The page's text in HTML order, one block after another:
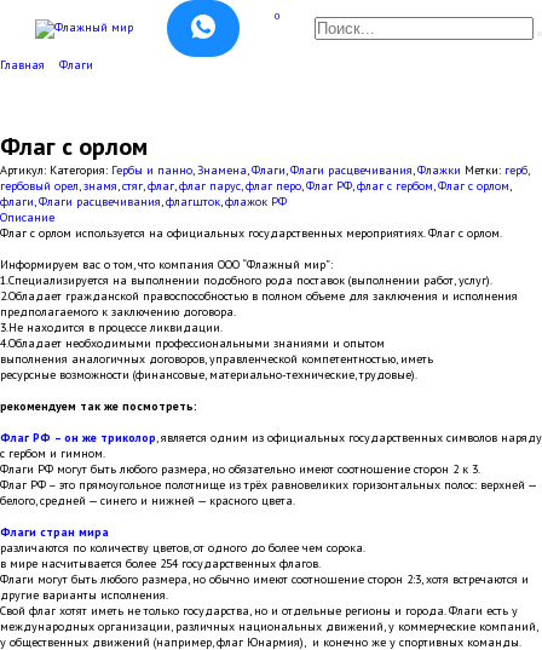
содержанию
0
Search
for:
Главная
Флаги
Флаг с орлом
Артикул: Категория: Гербы и панно,Знамена,Флаги,Флаги расцвечивания,Флажки Метки: герб,
гербовый орел,знамя,стяг,флаг,флаг парус,флаг перо,Флаг РФ,флаг с гербом,Флаг с орлом,
флаги,Флаги расцвечивания,флагшток,флажок РФ
Описание
Флаг с орлом используется на официальных государственных мероприятиях. Флаг с орлом.
Информируем вас о том, что компания ООО “Флажный мир”:
1.Специализируется на выполнении подобного рода поставок (выполнении работ, услуг).
2.Обладает гражданской правоспособностью в полном объеме для заключения и исполнения
предполагаемого к заключению договора.
3.Не находится в процессе ликвидации.
4.Обладает необходимыми профессиональными знаниями и опытом
выполнения аналогичных договоров, управленческой компетентностью, иметь
ресурсные возможности (финансовые, материально-технические, трудовые).
рекомендуем так же посмотреть:
Флаг РФ – он же триколор, является одним из официальных государственных символов наряду
с гербом и гимном.
Флаги РФ могут быть любого размера, но обязательно имеют соотношение сторон 2 к 3.
Флаг РФ – это прямоугольное полотнище из трёх равновеликих горизонтальных полос: верхней —
белого, средней — синего и нижней — красного цвета.
Флаги стран мира
различаются по количеству цветов, от одного до более чем сорока.
в мире насчитывается более 254 государственных флагов.
Флаги могут быть любого размера, но обычно имеют соотношение сторон 2:3, хотя встречаются и
другие варианты исполнения.
Свой флаг хотят иметь не только государства, но и отдельные регионы и города. Флаги есть у
международных организации, различных национальных движений, у коммерческие компаний,
у общественных движений (например, флаг Юнармия), и конечно же у спортивных команды.